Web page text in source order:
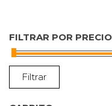
FILTRAR POR PRECIO
Filtrar